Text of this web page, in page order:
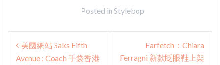
Posted in Stylebop
Post
navigation
美國網站 Saks Fifth
Avenue : Coach 手袋香港
Farfetch：Chiara
Ferragni 新款眨眼鞋上架